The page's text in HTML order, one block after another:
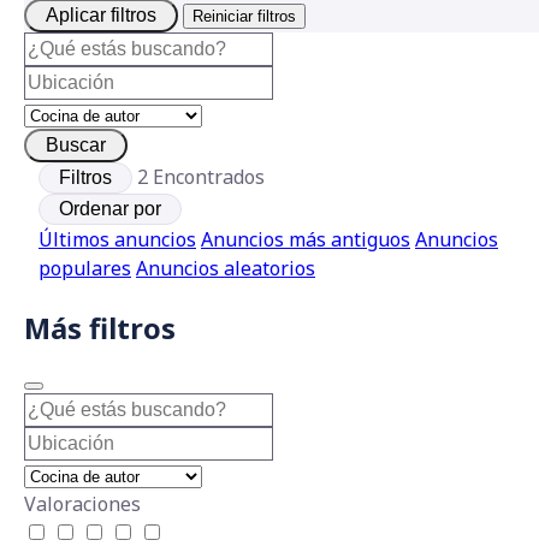
Aplicar filtros Reiniciar filtros
Buscar
Filtros
2 Encontrados
Ordenar por
Últimos anuncios Anuncios más antiguos Anuncios
populares Anuncios aleatorios
Más filtros
Valoraciones